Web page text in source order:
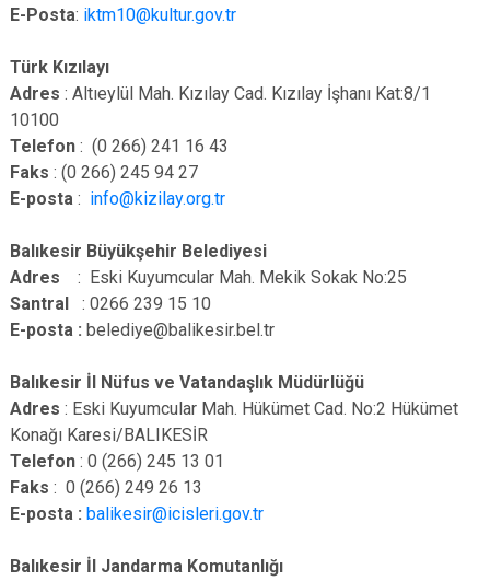
E-Posta: iktm10@kultur.gov.tr
Türk Kızılayı
Adres : Altıeylül Mah. Kızılay Cad. Kızılay İşhanı Kat:8/1
10100
Telefon : (0 266) 241 16 43
Faks : (0 266) 245 94 27
E-posta : info@kizilay.org.tr
Balıkesir Büyükşehir Belediyesi
Adres : Eski Kuyumcular Mah. Mekik Sokak No:25
Santral : 0266 239 15 10
E-posta : belediye@balikesir.bel.tr
Balıkesir İl Nüfus ve Vatandaşlık Müdürlüğü
Adres : Eski Kuyumcular Mah. Hükümet Cad. No:2 Hükümet
Konağı Karesi/BALIKESİR
Telefon : 0 (266) 245 13 01
Faks : 0 (266) 249 26 13
E-posta : balikesir@icisleri.gov.tr
Balıkesir İl Jandarma Komutanlığı